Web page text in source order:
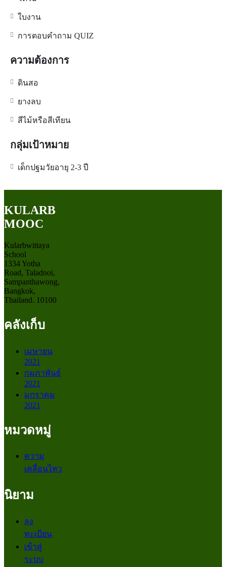
ใบงาน
การตอบคำถาม QUIZ
ความต้องการ
ดินสอ
ยางลบ
สีไม้หรือสีเทียน
กลุ่มเป้าหมาย
เด็กปฐมวัยอายุ 2-3 ปี
KULARB
MOOC
Kularbwittaya
School
1334 Yotha
Road, Taladnoi,
Sampanthawong,
Bangkok,
Thailand. 10100
คลังเก็บ
เมษายน
2021
กุมภาพันธ์
2021
มกราคม
2021
หมวดหมู่
ความ
เคลื่อนไหว
นิยาม
ลง
ทะเบียน
เข้าสู่
ระบบ